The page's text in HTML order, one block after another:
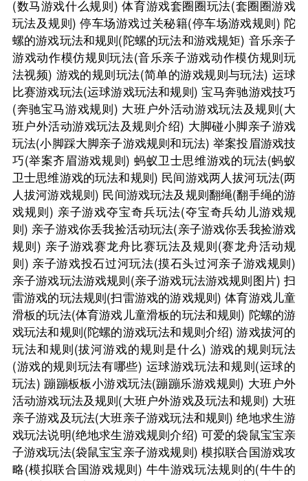
(数马游戏什么规则) 体育游戏套圈圈玩法(套圈圈游戏
玩法及规则) 停车场游戏过关秘籍(停车场游戏规则) 陀
螺的游戏玩法和规则(陀螺的玩法和游戏规矩) 音乐亲子
游戏动作模仿规则玩法(音乐亲子游戏动作模仿规则玩
法视频) 游戏的规则玩法(简单的游戏规则与玩法) 运球
比赛游戏玩法(运球游戏玩法和规则) 宝马奔驰游戏技巧
(奔驰宝马游戏规则) 大班户外活动游戏玩法及规则(大
班户外活动游戏玩法及规则介绍) 大脚碰小脚亲子游戏
玩法(小脚踩大脚亲子游戏规则和玩法) 举案投眉游戏技
巧(举案齐眉游戏规则) 蚂蚁卫士思维游戏的玩法(蚂蚁
卫士思维游戏的玩法和规则) 民间游戏两人拔河玩法(两
人拔河游戏规则) 民间游戏玩法及规则翻绳(翻手绳的游
戏规则) 亲子游戏夺宝奇兵玩法(夺宝奇兵幼儿游戏规
则) 亲子游戏你丢我捡活动玩法(亲子游戏你丢我捡游戏
规则) 亲子游戏赛龙舟比赛玩法及规则(赛龙舟活动规
则) 亲子游戏投石过河玩法(摸石头过河亲子游戏规则)
亲子游戏玩法游戏规则(亲子游戏玩法游戏规则图片) 扫
雷游戏的玩法规则(扫雷游戏的游戏规则) 体育游戏儿童
滑板的玩法(体育游戏儿童滑板的玩法和规则) 陀螺的游
戏玩法和规则(陀螺的游戏玩法和规则介绍) 游戏拔河的
玩法和规则(拔河游戏的规则是什么) 游戏的规则玩法
(游戏的规则玩法有哪些) 运球游戏玩法和规则(运球的
玩法) 蹦蹦板板小游戏玩法(蹦蹦乐游戏规则) 大班户外
活动游戏玩法及规则(大班户外游戏及玩法和规则) 大班
亲子游戏及玩法(大班亲子游戏玩法和规则) 绝地求生游
戏玩法说明(绝地求生游戏规则介绍) 可爱的袋鼠宝宝亲
子游戏玩法(袋鼠宝宝亲子游戏规则) 模拟联合国游戏攻
略(模拟联合国游戏规则) 牛牛游戏玩法规则的(牛牛的